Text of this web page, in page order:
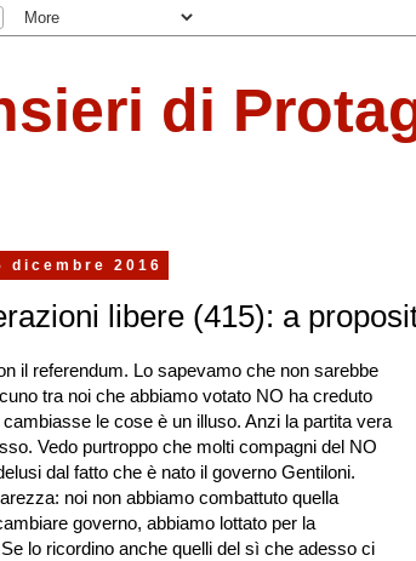
di
dicembre 2016
libere (415): a
il referendum. Lo sapevamo che non sarebbe
tra noi che abbiamo votato NO ha creduto
le cose è un illuso. Anzi la partita vera
Vedo purtroppo che molti compagni del NO
dal fatto che è nato il governo Gentiloni.
noi non abbiamo combattuto quella
governo, abbiamo lottato per la
lo ricordino anche quelli del sì che adesso ci